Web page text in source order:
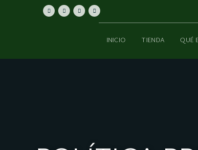
INICIO TIENDA QUÉ